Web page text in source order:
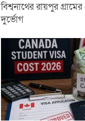
বিশ্বনাথের রায়পুর
দুর্ভোগ